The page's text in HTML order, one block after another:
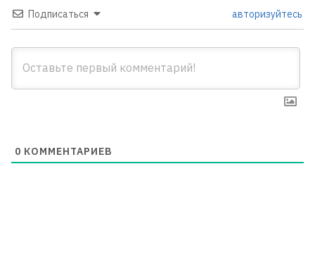
Подписаться авторизуйтесь
0 КОММЕНТАРИЕВ